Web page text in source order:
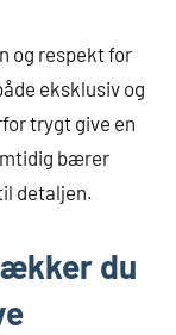
og respekt for
eksklusiv og
trygt give en
bærer
detaljen.
du